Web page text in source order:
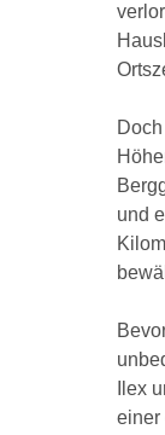
und
Ilex
einer